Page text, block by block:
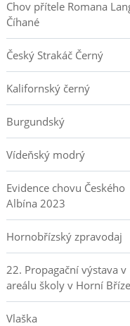
Chov přítele Romana
Číhané
Český Strakáč Černý
Kalifornský černý
Burgundský
Vídeňský modrý
Evidence chovu Českého
Albína 2023
Hornobřízský zpravodaj
22. Propagační výstava v
areálu školy v Horní Bříze
Vlaška